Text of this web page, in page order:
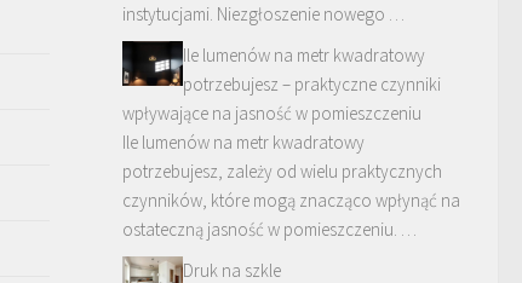
instytucjami. Niezgłoszenie nowego …
Ile lumenów na metr kwadratowy
potrzebujesz – praktyczne czynniki
wpływające na jasność w pomieszczeniu
Ile lumenów na metr kwadratowy
potrzebujesz, zależy od wielu praktycznych
czynników, które mogą znacząco wpłynąć na
ostateczną jasność w pomieszczeniu. …
Druk na szkle